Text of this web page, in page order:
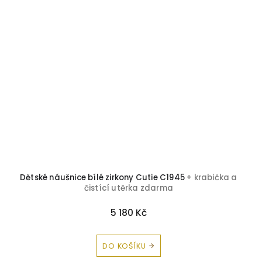
Dětské náušnice bílé zirkony Cutie C1945 + krabička a
čistící utěrka zdarma
5 180 Kč
DO KOŠÍKU